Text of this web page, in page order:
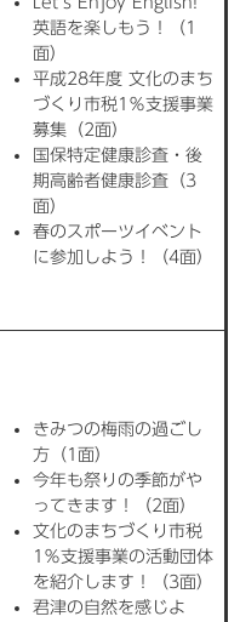
英語を楽しもう！（1
面）
平成28年度 文化のまち
づくり市税1％支援事業
募集（2面）
国保特定健康診査・後
期高齢者健康診査（3
面）
春のスポーツイベント
に参加しよう！（4面）
きみつの梅雨の過ごし
方（1面）
今年も祭りの季節がや
ってきます！（2面）
文化のまちづくり市税
1％支援事業の活動団体
を紹介します！（3面）
君津の自然を感じよ